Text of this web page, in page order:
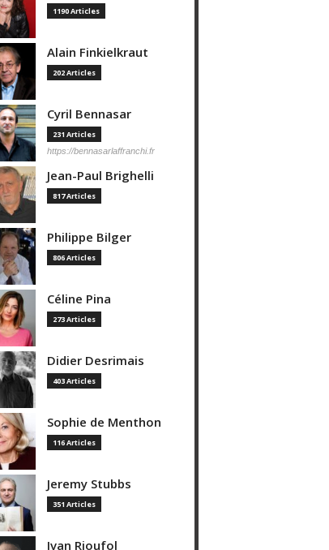
1190 Articles
Alain Finkielkraut
202 Articles
Cyril Bennasar
231 Articles
https://bennasarlaffranchi.fr
Jean-Paul Brighelli
817 Articles
Philippe Bilger
806 Articles
Céline Pina
273 Articles
Didier Desrimais
403 Articles
Sophie de Menthon
116 Articles
Jeremy Stubbs
351 Articles
Ivan Rioufol